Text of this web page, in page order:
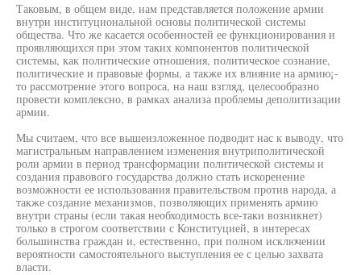
Таковым, в общем виде, нам представляется положение армии
внутри институциональной основы политической системы
общества. Что же касается особенностей ее функционирования и
проявляющихся при этом таких компонентов политической
системы, как политические отношения, политическое сознание,
политические и правовые формы, а также их влияние на армию¡-
то рассмотрение этого вопроса, на наш взгляд, целесообразно
провести комплексно, в рамках анализа проблемы деполитизации
армии.
Мы считаем, что все вышеизложенное подводит нас к выводу, что
магистральным направлением изменения внутриполитической
роли армии в период трансформации политической системы и
создания правового государства должно стать искоренение
возможности ее использования правительством против народа, а
также создание механизмов, позволяющих применять армию
внутри страны (если такая необходимость все-таки возникнет)
только в строгом соответствии с Конституцией, в интересах
большинства граждан и, естественно, при полном исключении
вероятности самостоятельного выступления ее с целью захвата
власти.